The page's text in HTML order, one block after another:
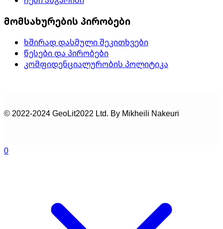
მომსახურების პირობები
ხშირად დასმული შეკითხვები
წესები და პირობები
კომფიდენციალურობის პოლიტიკა
© 2022-2024 GeoLit2022 Ltd. By Mikheili Nakeuri
0